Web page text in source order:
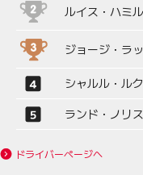
ルイス・ハミ
ジョージ・ラ
シャルル・ル
ランド・ノリス
ドライバーページへ